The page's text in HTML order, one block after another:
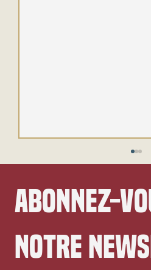
Festival de Locarno 2026:
Abonnez-
notre